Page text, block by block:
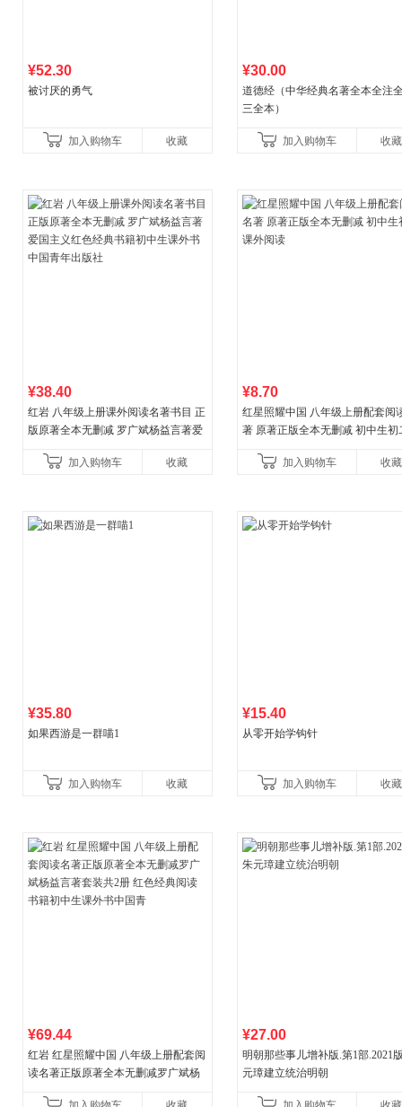
¥52.30
被讨厌的勇气
加入购物车 收藏
¥30.00
道德经（中华经典名著全本全注
三全本）
加入购物车 收藏
¥38.40
红岩 八年级上册课外阅读名著书目 正
版原著全本无删减 罗广斌杨益言著爱
国青年出版社加入购物车 收藏
¥8.70
红星照耀中国 八年级上册配套阅
著 原著正版全本无删减 初中生初
加入购物车
收藏
¥35.80
如果西游是一群喵1
加入购物车 收藏
¥15.40
从零开始学钩针
加入购物车 收藏
¥69.44
红岩 红星照耀中国 八年级上册配套阅
读名著正版原著全本无删减罗广斌杨
¥27.00
明朝那些事儿增补版.第1部.2021
元璋建立统治明朝